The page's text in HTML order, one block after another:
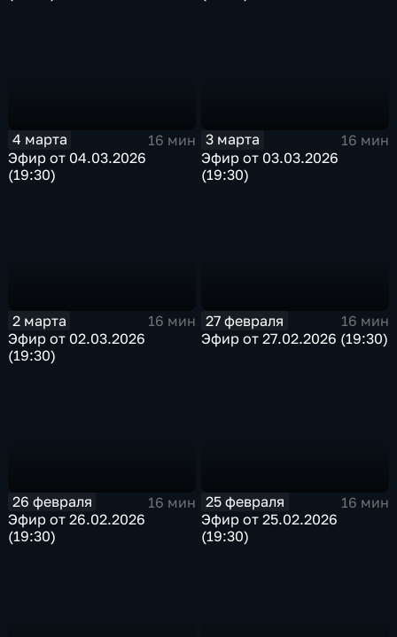
4 марта
16 мин
Эфир от 04.03.2026
(19:30)
3 марта
16 мин
Эфир от 03.03.2026
(19:30)
2 марта
16 мин
Эфир от 02.03.2026
(19:30)
27 февраля
16 мин
Эфир от 27.02.2026 (19:30)
26 февраля
16 мин
Эфир от 26.02.2026
(19:30)
25 февраля
16 мин
Эфир от 25.02.2026
(19:30)